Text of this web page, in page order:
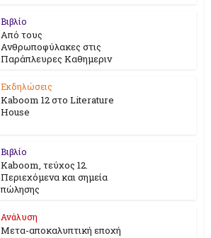
Βιβλίο
Από τους
Ανθρωποφύλακες στις
Παράπλευρες Καθημεριν
Εκδηλώσεις
Kaboom 12 στο Literature
House
Βιβλίο
Kaboom, τεύχος 12.
Περιεχόμενα και σημεία
πώλησης
Ανάλυση
Μετα-αποκαλυπτική εποχή